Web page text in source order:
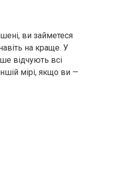
ви займетеся
на краще. У
відчують всі
мірі, якщо ви —